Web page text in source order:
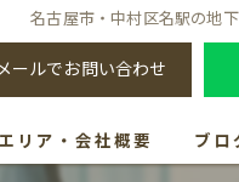
名古屋市・中村区名駅の地
メールでお問い合わせ
リア・会社概要 ブロ